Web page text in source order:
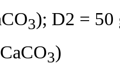
3); D2 = 50
3)